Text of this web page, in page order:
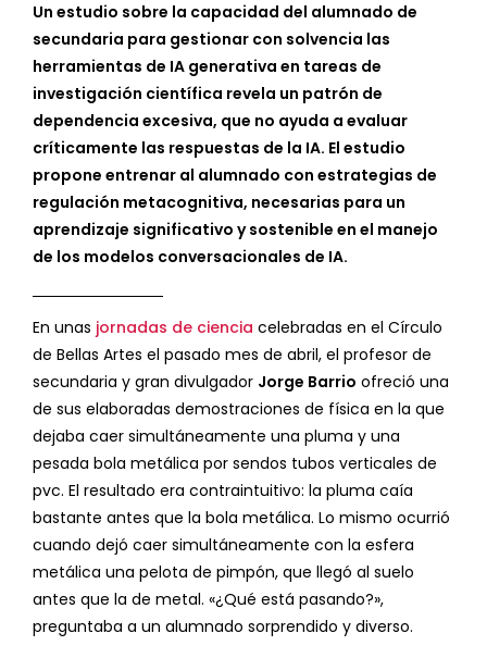
Un estudio sobre la capacidad del alumnado de
secundaria para gestionar con solvencia las
herramientas de IA generativa en tareas de
investigación científica revela un patrón de
dependencia excesiva, que no ayuda a evaluar
críticamente las respuestas de la IA. El estudio
propone entrenar al alumnado con estrategias de
regulación metacognitiva, necesarias para un
aprendizaje significativo y sostenible en el manejo
de los modelos conversacionales de IA.
En unas jornadas de ciencia celebradas en el Círculo
de Bellas Artes el pasado mes de abril, el profesor de
secundaria y gran divulgador Jorge Barrio ofreció una
de sus elaboradas demostraciones de física en la que
dejaba caer simultáneamente una pluma y una
pesada bola metálica por sendos tubos verticales de
pvc. El resultado era contraintuitivo: la pluma caía
bastante antes que la bola metálica. Lo mismo ocurrió
cuando dejó caer simultáneamente con la esfera
metálica una pelota de pimpón, que llegó al suelo
antes que la de metal. «¿Qué está pasando?»,
preguntaba a un alumnado sorprendido y diverso.